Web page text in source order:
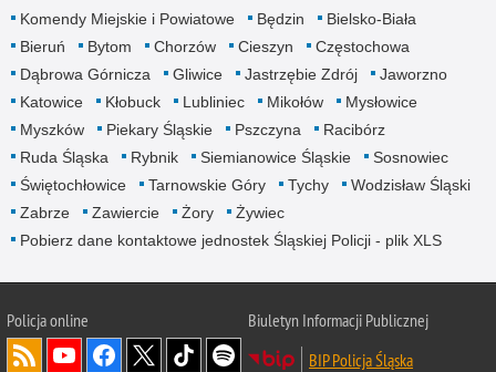
Komendy Miejskie i Powiatowe Będzin
Bielsko-Biała
Bieruń
Bytom Chorzów Cieszyn
Częstochowa
Dąbrowa Górnicza
Gliwice Jastrzębie Zdrój
Jaworzno
Katowice
Kłobuck Lubliniec Mikołów
Mysłowice
Myszków
Piekary Śląskie Pszczyna
Racibórz
Ruda Śląska
Rybnik Siemianowice Śląskie
Sosnowiec
Świętochłowice
Tarnowskie Góry Tychy
Wodzisław Śląski
Zabrze
Zawiercie Żory
Żywiec
Pobierz dane kontaktowe jednostek Śląskiej Policji - plik XLS
Policja online
Biuletyn Informacji Publicznej
BIP Policja Śląska